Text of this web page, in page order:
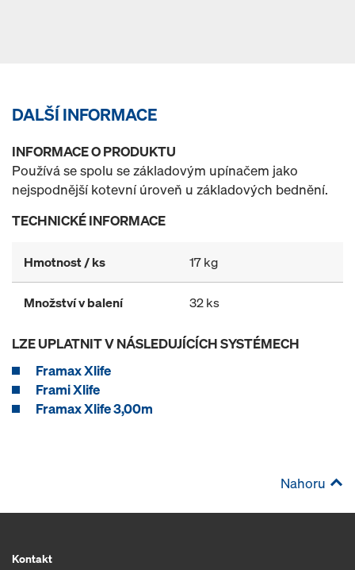
DALŠÍ INFORMACE
INFORMACE O PRODUKTU
Používá se spolu se základovým upínačem jako
nejspodnější kotevní úroveň u základových bednění.
TECHNICKÉ INFORMACE
Hmotnost / ks 17 kg
Množství v balení 32 ks
LZE UPLATNIT V NÁSLEDUJÍCÍCH SYSTÉMECH
Framax Xlife
Frami Xlife
Framax Xlife 3,00m
Nahoru
Kontakt